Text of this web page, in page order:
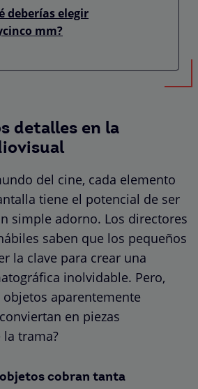
deberías elegir
mm?
detalles en la
del cine, cada elemento
tiene el potencial de ser
simple adorno. Los directores
saben que los pequeños
la clave para crear una
inolvidable. Pero,
aparentemente
en piezas
trama?
cobran tanta